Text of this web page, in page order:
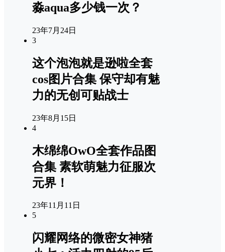
淼aqua多少钱一次？
23年7月24日
3
这个泡泡就是逊啦全套
cos图片合集 保守却有魅
力的无创可贴战士
23年8月15日
4
木绵绵OwO全套作品图
合集 素软萌魅力征服次
元界！
23年11月11日
5
闪耀网络的微密女神猪